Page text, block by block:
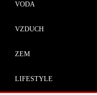
VODA
VZDUCH
ZEM
LIFESTYLE